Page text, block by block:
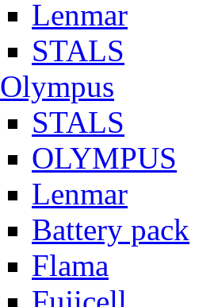
Lenmar
STALS
Olympus
STALS
OLYMPUS
Lenmar
Battery pack
Flama